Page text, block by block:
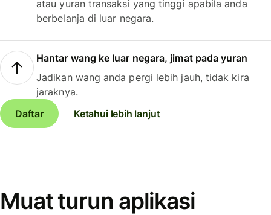
atau yuran transaksi yang tinggi apabila anda
berbelanja di luar negara.
Hantar wang ke luar negara, jimat pada yuran
Jadikan wang anda pergi lebih jauh, tidak kira
jaraknya.
Daftar
Ketahui lebih lanjut
Muat turun aplikasi